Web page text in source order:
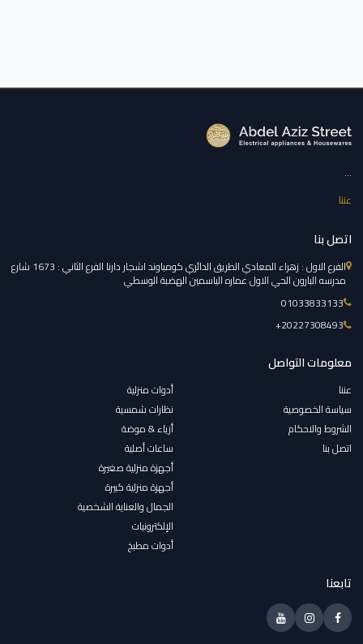
...
عننا
اتصل بنا
الفرع الاول : زهراء المعادي الطريق الدائري كومباوند اشجار دارنا الفرع الثاني : 1673 شارع
مدرسه البارون الحي الاول عماره الياسمين الهضبة الوسطي
01033833133
‎+20227308493
معلومات التواصل
عننا
سياسة الخصوصية
الشروط والاحكام
اتصل بنا
أدوات منزلية
نظارات شمسية
أزياء & موضة
ساعات أصلية
أجهزة منزلية صغيرة
أجهزة منزلية كبيرة
الجمال والعناية الشخصية
الإلكترونيات
أدوات مطبخ
تابعنا